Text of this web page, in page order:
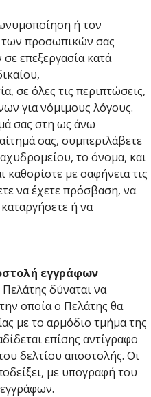
ή τον
των προσωπικών σας
επεξεργασία κατά
σε όλες τις περιπτώσεις,
για νόμιμους λόγους.
σας στη ως άνω
σας, συμπεριλάβετε
το όνομα, και
με σαφήνεια τις
να έχετε πρόσβαση, να
ή να
εγγράφων
δύναται να
οποία ο Πελάτης θα
με το αρμόδιο τμήμα της
επίσης αντίγραφο
δελτίου αποστολής. Οι
με υπογραφή του